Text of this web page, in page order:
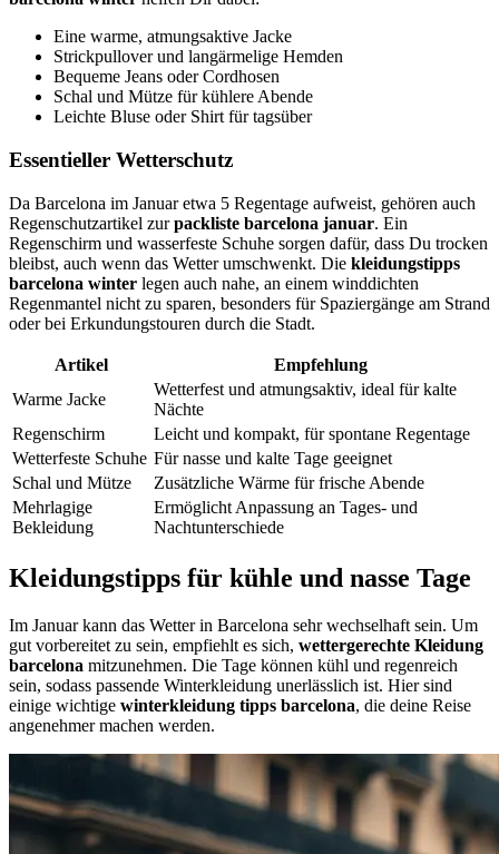
Eine warme, atmungsaktive Jacke
Strickpullover und langärmelige Hemden
Bequeme Jeans oder Cordhosen
Schal und Mütze für kühlere Abende
Leichte Bluse oder Shirt für tagsüber
Essentieller Wetterschutz
Da Barcelona im Januar etwa 5 Regentage aufweist, gehören auch
Regenschutzartikel zurpackliste barcelona januar. Ein
Regenschirm und wasserfeste Schuhe sorgen dafür, dass Du trocken
bleibst, auch wenn das Wetter umschwenkt. Die kleidungstipps
barcelona winter legen auch nahe, an einem winddichten
Regenmantel nicht zu sparen, besonders für Spaziergänge am Strand
oder bei Erkundungstouren durch die Stadt.
Artikel
Empfehlung
Warme Jacke
Wetterfest und atmungsaktiv, ideal für kalte
Nächte
Regenschirm
Leicht und kompakt, für spontane Regentage
Wetterfeste Schuhe Für nasse und kalte Tage geeignet
Schal und Mütze
Zusätzliche Wärme für frische Abende
Mehrlagige
Bekleidung
Ermöglicht Anpassung an Tages- und
Nachtunterschiede
Kleidungstipps für kühle und nasse Tage
Im Januar kann das Wetter in Barcelona sehr wechselhaft sein. Um
gut vorbereitet zu sein, empfiehlt es sich, wettergerechte Kleidung
barcelona mitzunehmen. Die Tage können kühl und regenreich
sein, sodass passende Winterkleidung unerlässlich ist. Hier sind
einige wichtige winterkleidung tipps barcelona, die deine Reise
angenehmer machen werden.